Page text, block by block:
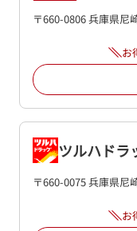
〒660-0806 兵庫県尼
お
ツルハドラ
〒660-0075 兵庫県尼
お